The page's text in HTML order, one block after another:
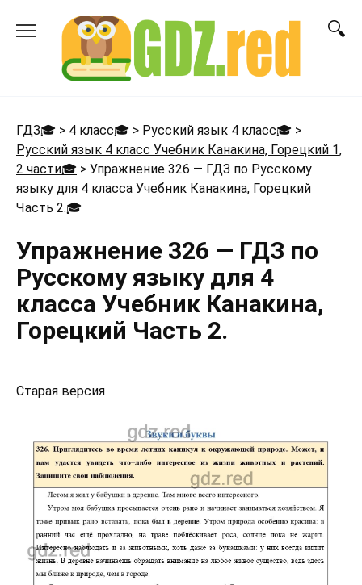
ГДЗ🎓 > 4 класс🎓 > Русский язык 4 класс🎓 >
Русский язык 4 класс Учебник Канакина, Горецкий 1,
2 части🎓 > Упражнение 326 — ГДЗ по Русскому
языку для 4 класса Учебник Канакина, Горецкий
Часть 2.🎓
Упражнение 326 — ГДЗ по
Русскому языку для 4
класса Учебник Канакина,
Горецкий Часть 2.
Старая версия